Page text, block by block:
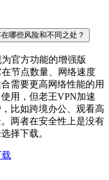
哪些风险和不同之处？
官方功能的增强版
节点数量、网络速度
需要更高网络性能的用
用，但老王VPN加速
比如跨境办公、观看高
两者在安全性上是没有
择下载。